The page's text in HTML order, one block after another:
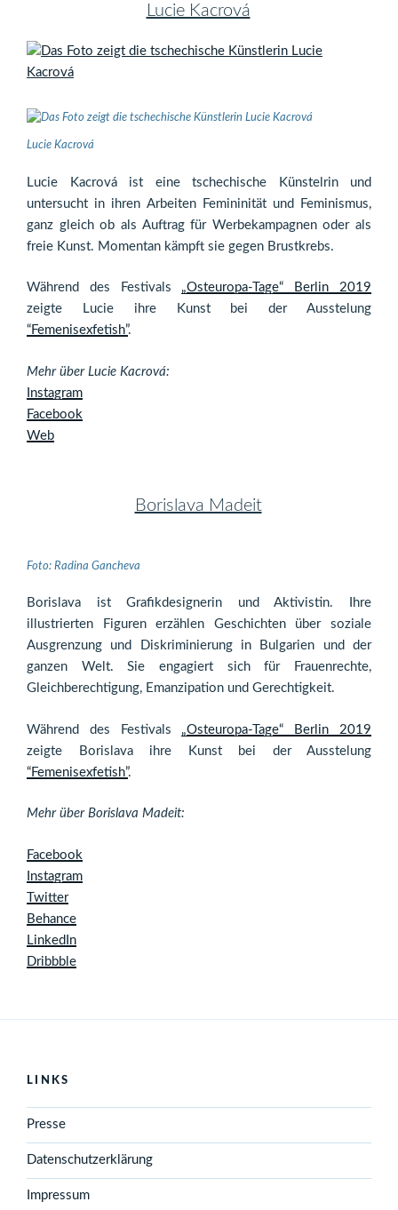
Lucie Kacrová
Lucie Kacrová
Lucie Kacrová ist eine tschechische Künstelrin und
untersucht in ihren Arbeiten Femininität und Feminismus,
ganz gleich ob als Auftrag für Werbekampagnen oder als
freie Kunst. Momentan kämpft sie gegen Brustkrebs.
Während des Festivals „Osteuropa-Tage“ Berlin 2019
zeigte Lucie ihre Kunst bei der Ausstelung
“Femenisexfetish”.
Mehr über Lucie Kacrová:
Instagram
Facebook
Web
Borislava Madeit
Foto: Radina Gancheva
Borislava ist Grafikdesignerin und Aktivistin. Ihre
illustrierten Figuren erzählen Geschichten über soziale
Ausgrenzung und Diskriminierung in Bulgarien und der
ganzen Welt. Sie engagiert sich für Frauenrechte,
Gleichberechtigung, Emanzipation und Gerechtigkeit.
Während des Festivals „Osteuropa-Tage“ Berlin 2019
zeigte Borislava ihre Kunst bei der Ausstelung
“Femenisexfetish”.
Mehr über Borislava Madeit:
Facebook
Instagram
Twitter
Behance
LinkedIn
Dribbble
LINKS
Presse
Datenschutzerklärung
Impressum